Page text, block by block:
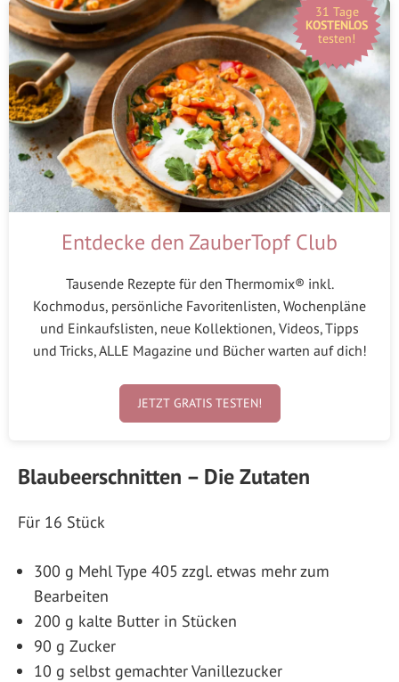
31 Tage
KOSTENLOS
testen!
Entdecke den ZauberTopf Club
Tausende Rezepte für den Thermomix® inkl.
Kochmodus, persönliche Favoritenlisten, Wochenpläne
und Einkaufslisten, neue Kollektionen, Videos, Tipps
und Tricks, ALLE Magazine und Bücher warten auf dich!
JETZT GRATIS TESTEN!
Blaubeerschnitten – Die Zutaten
Für 16 Stück
300 g Mehl Type 405 zzgl. etwas mehr zum
Bearbeiten
200 g kalte Butter in Stücken
90 g Zucker
10 g selbst gemachter Vanillezucker